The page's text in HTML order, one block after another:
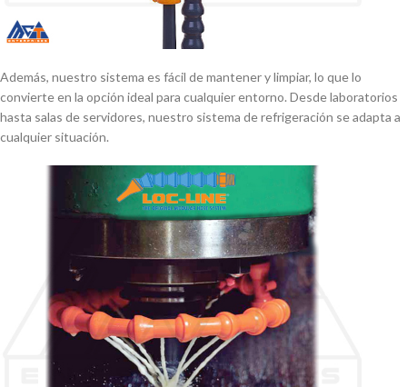
Además, nuestro sistema es fácil de mantener y limpiar, lo que lo
convierte en la opción ideal para cualquier entorno. Desde laboratorios
hasta salas de servidores, nuestro sistema de refrigeración se adapta a
cualquier situación.